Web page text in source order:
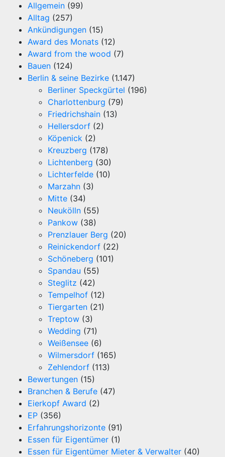
Allgemein (99)
Alltag (257)
Ankündigungen (15)
Award des Monats (12)
Award from the wood (7)
Bauen (124)
Berlin & seine Bezirke (1.147)
Berliner Speckgürtel (196)
Charlottenburg (79)
Friedrichshain (13)
Hellersdorf (2)
Köpenick (2)
Kreuzberg (178)
Lichtenberg (30)
Lichterfelde (10)
Marzahn (3)
Mitte (34)
Neukölln (55)
Pankow (38)
Prenzlauer Berg (20)
Reinickendorf (22)
Schöneberg (101)
Spandau (55)
Steglitz (42)
Tempelhof (12)
Tiergarten (21)
Treptow (3)
Wedding (71)
Weißensee (6)
Wilmersdorf (165)
Zehlendorf (113)
Bewertungen (15)
Branchen & Berufe (47)
Eierkopf Award (2)
EP (356)
Erfahrungshorizonte (91)
Essen für Eigentümer (1)
Essen für Eigentümer Mieter & Verwalter (40)